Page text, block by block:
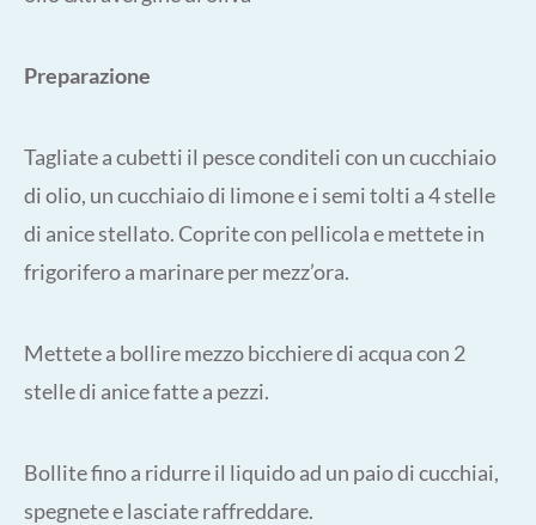
Preparazione
Tagliate a cubetti il pesce conditeli con un cucchiaio
di olio, un cucchiaio di limone e i semi tolti a 4 stelle
di anice stellato. Coprite con pellicola e mettete in
frigorifero a marinare per mezz’ora.
Mettete a bollire mezzo bicchiere di acqua con 2
stelle di anice fatte a pezzi.
Bollite fino a ridurre il liquido ad un paio di cucchiai,
spegnete e lasciate raffreddare.